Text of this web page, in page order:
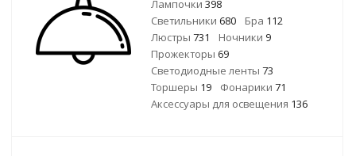
Лампочки 398
Светильники 680 Бра 112
Люстры 731 Ночники 9
Прожекторы 69
Светодиодные ленты 73
Торшеры 19 Фонарики 71
Аксессуары для освещения 136